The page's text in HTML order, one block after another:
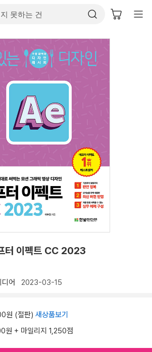
터 이펙트 CC 2023
어 2023-03-15
원 (절판) 새상품보기
원 + 마일리지 1,250점